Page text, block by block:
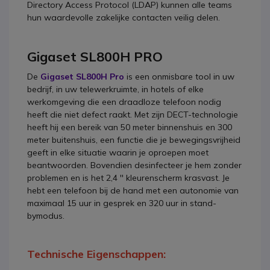
Directory Access Protocol (LDAP) kunnen alle teams
hun waardevolle zakelijke contacten veilig delen.
Gigaset SL800H PRO
De Gigaset SL800H Pro is een onmisbare tool in uw
bedrijf, in uw telewerkruimte, in hotels of elke
werkomgeving die een draadloze telefoon nodig
heeft die niet defect raakt. Met zijn DECT-technologie
heeft hij een bereik van 50 meter binnenshuis en 300
meter buitenshuis, een functie die je bewegingsvrijheid
geeft in elke situatie waarin je oproepen moet
beantwoorden. Bovendien desinfecteer je hem zonder
problemen en is het 2,4 '' kleurenscherm krasvast. Je
hebt een telefoon bij de hand met een autonomie van
maximaal 15 uur in gesprek en 320 uur in stand-
bymodus.
Technische Eigenschappen: